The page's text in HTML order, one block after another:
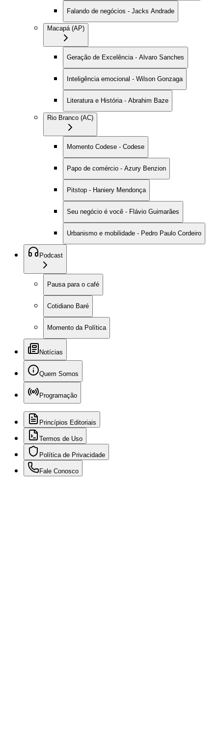
Falando de negócios - Jacks Andrade
Macapá (AP)
Geração de Excelência - Alvaro Sanches
Inteligência emocional - Wilson Gonzaga
Literatura e História - Abrahim Baze
Rio Branco (AC)
Momento Codese - Codese
Papo de comércio - Azury Benzion
Pitstop - Haniery Mendonça
Seu negócio é você - Flávio Guimarães
Urbanismo e mobilidade - Pedro Paulo Cordeiro
Podcast
Pausa para o café
Cotidiano Baré
Momento da Política
Notícias
Quem Somos
Programação
Princípios Editoriais
Termos de Uso
Política de Privacidade
Fale Conosco